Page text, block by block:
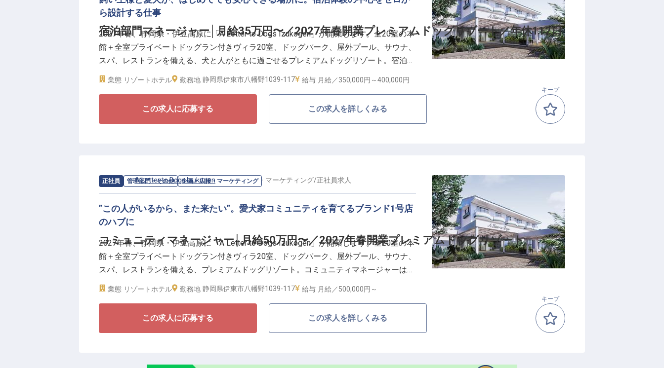
具体的には、寮費が無料（水道・光熱費のみ自己負担）になる住居支援や、リフレッシュ
時間を十分に持てる年間休日120日の確保など様々。20代から30代の若手が主役となって
活躍するこの場所で、フロント実務や予約管理の専門スキルを磨き、充実した昇給・昇格
システムを通じて自身の成長を加速させてください。
宿泊部門マネージャー│月給35万円〜／2027年春開業プレミアムドッグリゾート／年休112日
ら設計する仕事
2027年春、静岡県・伊豆高原に「A Letter to Dogs Izukogen」が開業します。全20室の本
館＋全室プライベートドッグラン付きヴィラ20室、ドッグパーク、屋外プール、サウナ、
スパ、レストランを備える、犬と人がともに過ごせるプレミアムドッグリゾート。宿泊部
門マネージャーは、フロント・予約管理を中心に、宿泊体験全体のオペレーション構築と
＼宿泊体験の中心から、ブランドの印象をつくる／
■月給35万円〜／年間休日・休暇112日(月9日休み)／賃金更改年2回(5月・11月)
A Letter to Dogsにおける宿泊部門は、単にお客様をお迎えする役割ではありません。は
じめて訪れる場所で、飼い主様と愛犬が安心して過ごせるよう、滞在前のやりとりから到
着時の受け入れ、客室での過ごし方、滞在中の小さな不安への対応まで、犬と人の双方に
とって心地よい宿泊体験を、現場の仕組みとして整えていただきます。社割(自社運営レ
ストラン・ホテル)、交通費月3万円まで支給。
業態 リゾートホテル 勤務地 静岡県伊東市八幡野1039-117 給与 月給／350,000円～400,000円
この求人に応募する この求人を詳しくみる
キープ
正社員 管理部門・その他 企画・広報・マーケティング
コミュニティマネージャー│月給50万円〜／2027年春開業プレミアムドッグリゾート
求人情報：A Letter to Dogs Izukogen の企画・広報・マーケティング/正社員求人
”この人がいるから、また来たい”。愛犬家コミュニティを育てるブランド1号店
のハブに
2027年春、静岡県・伊豆高原に「A Letter to Dogs Izukogen」が開業します。全20室の本
館＋全室プライベートドッグラン付きヴィラ20室、ドッグパーク、屋外プール、サウナ、
スパ、レストランを備える、プレミアムドッグリゾート。コミュニティマネージャーは、
この場所に集うゲストをゆるやかに繋ぎ、愛犬家たちのコミュニティを育む中心人物とし
＼”この人がいるから、また来たくなる”をつくる仕事／
■月給50万円〜、年収600万円〜、年間休日・休暇112日(月9日休み)
■伊豆高原のクリエイター・ショップと連携した地域一体型コンテンツ開発
業態 リゾートホテル 勤務地 静岡県伊東市八幡野1039-117 給与 月給／500,000円～
この求人に応募する この求人を詳しくみる
キープ